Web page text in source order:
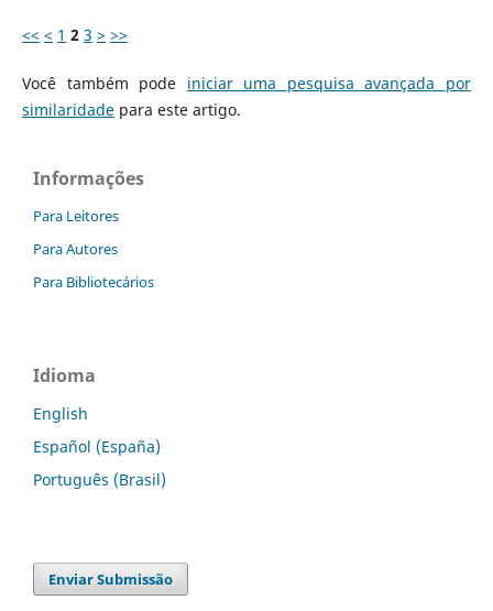
<< < 1 2 3 > >>
Você também pode iniciar uma pesquisa avançada por
similaridadepara este artigo.
Informações
Para Leitores
Para Autores
Para Bibliotecários
Idioma
English
Español (España)
Português (Brasil)
Enviar Submissão